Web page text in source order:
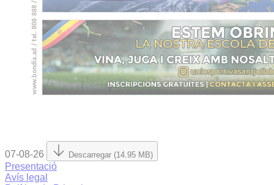
07-08-26 Descarregar (14.95 MB)
Presentació
Avís legal